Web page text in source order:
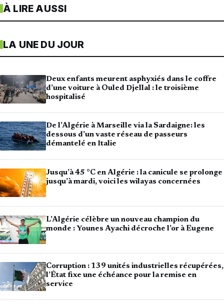
À LIRE AUSSI
LA UNE DU JOUR
Deux enfants meurent asphyxiés dans le coffre
d’une voiture à Ouled Djellal : le troisième
hospitalisé
De l’Algérie à Marseille via la Sardaigne: les
dessous d’un vaste réseau de passeurs
démantelé en Italie
Jusqu’à 45 °C en Algérie : la canicule se prolonge
jusqu’à mardi, voici les wilayas concernées
L’Algérie célèbre un nouveau champion du
monde : Younes Ayachi décroche l’or à Eugene
Corruption : 139 unités industrielles récupérées,
l’État fixe une échéance pour la remise en
service